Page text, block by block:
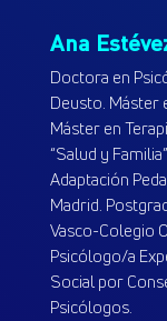
Ana
Doctora en
Deusto. Máster
Máster en
“Salud y
Adaptación
Madrid.
Vasco-Colegio
Psicólogo/a
Social por
Psicólogos.